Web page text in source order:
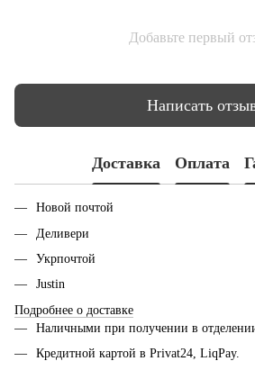
Добавьте первый
Написать
Доставка Оплата
Новой почтой
Деливери
Укрпочтой
Justin
Подробнее о доставке
Наличными при получении в
Кредитной картой в Privat24, LiqPay.